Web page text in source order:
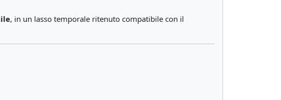
, in un lasso temporale ritenuto compatibile con il